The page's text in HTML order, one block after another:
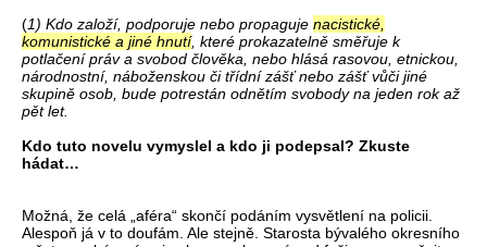
(1) Kdo založí, podporuje nebo propaguje nacistické,
komunistické a jiné hnutí, které prokazatelně směřuje k
potlačení práv a svobod člověka, nebo hlásá rasovou, etnickou,
národnostní, náboženskou či třídní zášť nebo zášť vůči jiné
skupině osob, bude potrestán odnětím svobody na jeden rok až
pět let.
Kdo tuto novelu vymyslel a kdo ji podepsal? Zkuste
hádat…
Možná, že celá „aféra“ skončí podáním vysvětlení na policii.
Alespoň já v to doufám. Ale stejně. Starosta bývalého okresního